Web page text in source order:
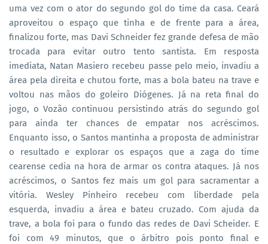
uma vez com o ator do segundo gol do time da casa. Ceará
aproveitou o espaço que tinha e de frente para a área,
finalizou forte, mas Davi Schneider fez grande defesa de mão
trocada para evitar outro tento santista. Em resposta
imediata, Natan Masiero recebeu passe pelo meio, invadiu a
área pela direita e chutou forte, mas a bola bateu na trave e
voltou nas mãos do goleiro Diógenes. Já na reta final do
jogo, o Vozão continuou persistindo atrás do segundo gol
para ainda ter chances de empatar nos acréscimos.
Enquanto isso, o Santos mantinha a proposta de administrar
o resultado e explorar os espaços que a zaga do time
cearense cedia na hora de armar os contra ataques. Já nos
acréscimos, o Santos fez mais um gol para sacramentar a
vitória. Wesley Pinheiro recebeu com liberdade pela
esquerda, invadiu a área e bateu cruzado. Com ajuda da
trave, a bola foi para o fundo das redes de Davi Scheider. E
foi com 49 minutos, que o árbitro pois ponto final e